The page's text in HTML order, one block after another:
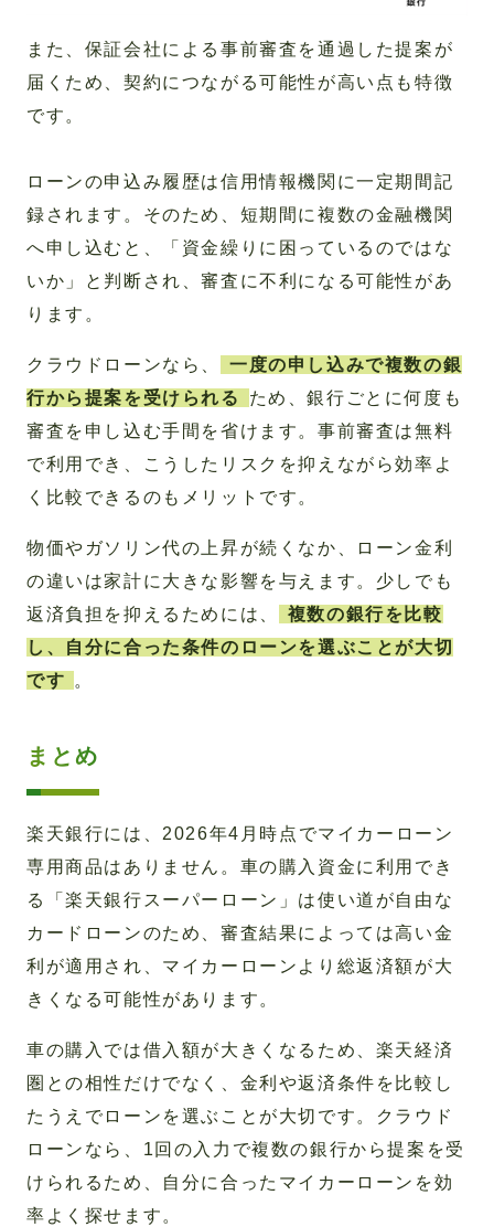
また、保証会社による事前審査を通過した提案が
届くため、契約につながる可能性が高い点も特徴
です。
ローンの申込み履歴は信用情報機関に一定期間記
録されます。そのため、短期間に複数の金融機関
へ申し込むと、「資金繰りに困っているのではな
いか」と判断され、審査に不利になる可能性があ
ります。
クラウドローンなら、
一度の申し込みで複数の銀
行から提案を受けられる
ため、銀行ごとに何度も
審査を申し込む手間を省けます。事前審査は無料
で利用でき、こうしたリスクを抑えながら効率よ
く比較できるのもメリットです。
物価やガソリン代の上昇が続くなか、ローン金利
の違いは家計に大きな影響を与えます。少しでも
返済負担を抑えるためには、
複数の銀行を比較
し、自分に合った条件のローンを選ぶことが大切
です 。
まとめ
楽天銀行には、2026年4月時点でマイカーローン
専用商品はありません。車の購入資金に利用でき
る「楽天銀行スーパーローン」は使い道が自由な
カードローンのため、審査結果によっては高い金
利が適用され、マイカーローンより総返済額が大
きくなる可能性があります。
車の購入では借入額が大きくなるため、楽天経済
圏との相性だけでなく、金利や返済条件を比較し
たうえでローンを選ぶことが大切です。クラウド
ローンなら、1回の入力で複数の銀行から提案を受
けられるため、自分に合ったマイカーローンを効
率よく探せます。